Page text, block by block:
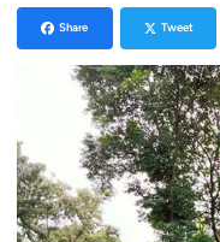
Share Tweet